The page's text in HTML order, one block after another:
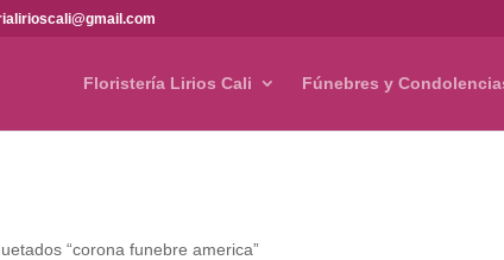
Floristería Lirios Cali Fúnebres y
“corona funebre america”